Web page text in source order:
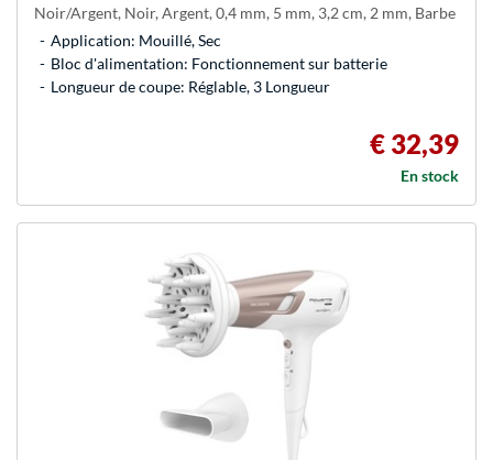
Noir/Argent, Noir, Argent, 0,4 mm, 5 mm, 3,2 cm, 2 mm, Barbe
Application: Mouillé, Sec
Bloc d'alimentation: Fonctionnement sur batterie
Longueur de coupe: Réglable, 3 Longueur
€ 32,39
En stock